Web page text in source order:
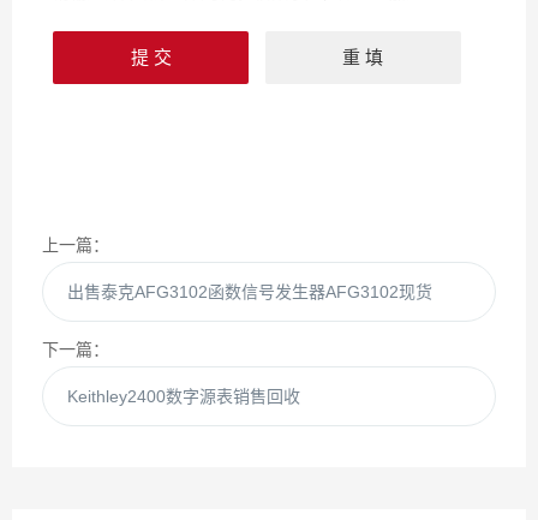
上一篇：
出售泰克AFG3102函数信号发生器AFG3102现货
下一篇：
Keithley2400数字源表销售回收